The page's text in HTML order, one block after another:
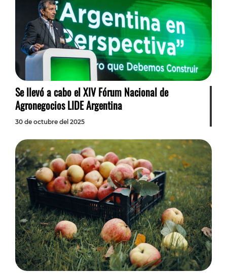
Se llevó a cabo el XIV Fórum Nacional de
Agronegocios LIDE Argentina
30 de octubre del 2025